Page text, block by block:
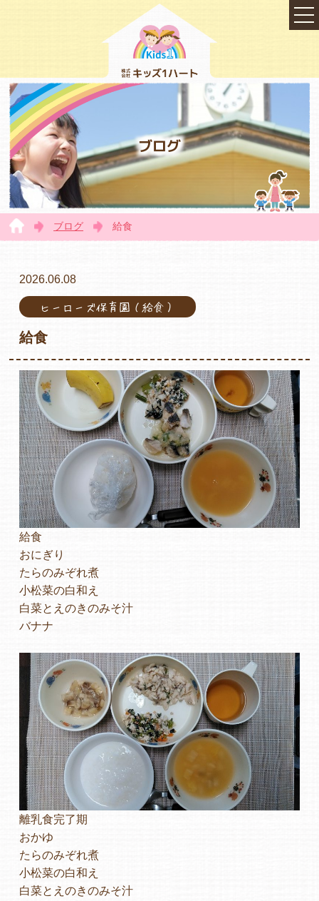
会社概要
各保育園のご紹介
入園・見学の問い合わせ
在園児保護者の方へ
よくあるご質問
ヒーローズ保育園
ヒーローズきっず園田
ヒーローズにしのみや保育園
ヒーローズ旭保育園
キッズ１ハート旭保育所
園の様子
ブログ
ブログ 給食
2026.06.08
ヒーローズ保育園（給食）
給食
給食
おにぎり
たらのみぞれ煮
小松菜の白和え
白菜とえのきのみそ汁
バナナ
離乳食完了期
おかゆ
たらのみぞれ煮
小松菜の白和え
白菜とえのきのみそ汁